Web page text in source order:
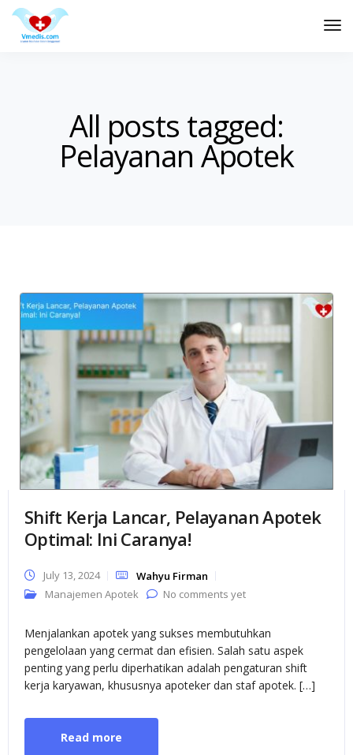
All posts tagged:
Pelayanan Apotek
Shift Kerja Lancar, Pelayanan Apotek
Optimal: Ini Caranya!
July 13, 2024
Wahyu Firman
Manajemen Apotek
No comments yet
Menjalankan apotek yang sukses membutuhkan
pengelolaan yang cermat dan efisien. Salah satu aspek
penting yang perlu diperhatikan adalah pengaturan shift
kerja karyawan, khususnya apoteker dan staf apotek. […]
Read more